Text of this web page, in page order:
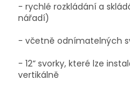
- rychlé rozkládání a
nářadí)
- včetně odnímatelných
- 12“ svorky, které lze
vertikálně